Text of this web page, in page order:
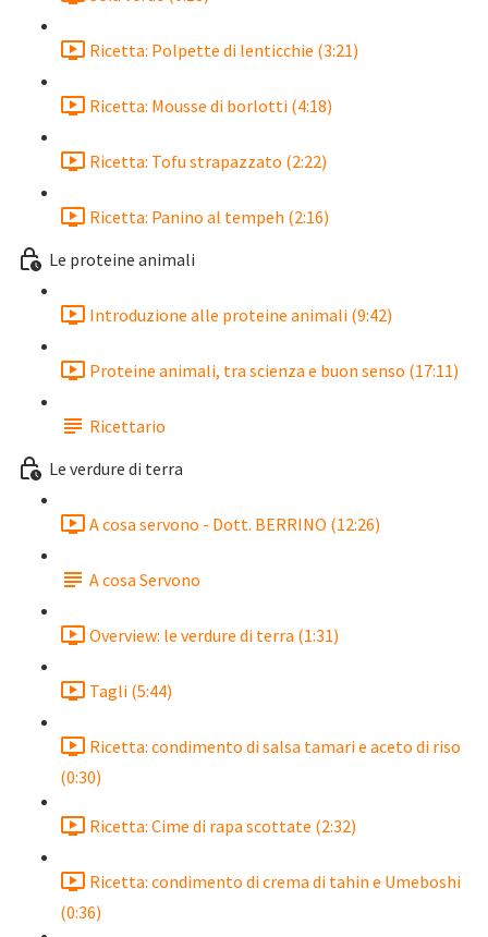
Ricetta: Polpette di lenticchie (3:21)
Ricetta: Mousse di borlotti (4:18)
Ricetta: Tofu strapazzato (2:22)
Ricetta: Panino al tempeh (2:16)
Le proteine animali
Introduzione alle proteine animali (9:42)
Proteine animali, tra scienza e buon senso (17:11)
Ricettario
Le verdure di terra
A cosa servono - Dott. BERRINO (12:26)
A cosa Servono
Overview: le verdure di terra (1:31)
Tagli (5:44)
Ricetta: condimento di salsa tamari e aceto di riso
(0:30)
Ricetta: Cime di rapa scottate (2:32)
Ricetta: condimento di crema di tahin e Umeboshi
(0:36)